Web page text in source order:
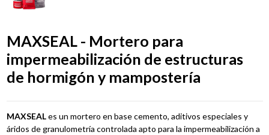
MAXSEAL - Mortero para
impermeabilización de estructuras
de hormigón y mampostería
MAXSEALes un mortero en base cemento, aditivos especiales y
áridos de granulometría controlada apto para la impermeabilización a